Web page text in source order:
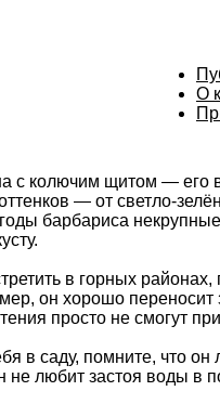
О
с колючим щитом —
— от светло-
барбариса
в горных
он хорошо переносит
просто не смогут
в саду, помните, что
любит застоя воды в